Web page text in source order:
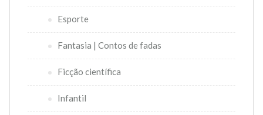
Esporte
Fantasia | Contos de fadas
Ficção científica
Infantil